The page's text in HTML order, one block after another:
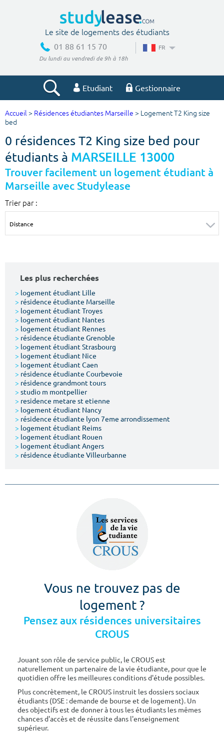
Le site de logements des étudiants
01 88 61 15 70
Du lundi au vendredi de 9h à 18h
FR
Etudiant Gestionnaire
Votre recherche
Ville, école
Budget min
€
Budget max
€
Surface min Surface max
Type de location
Votre date d'entrée
Chercher
Accueil > Résidences étudiantes Marseille > Logement T2 King size
bed
0 résidences T2 King size bed pour
étudiants à MARSEILLE 13000
Trouver facilement un logement étudiant à
Marseille avec Studylease
Trier par :
Les plus recherchées
> logement étudiant Lille
> résidence étudiante Marseille
> logement étudiant Troyes
> logement étudiant Nantes
> logement étudiant Rennes
> résidence étudiante Grenoble
> logement étudiant Strasbourg
> logement étudiant Nice
> logement étudiant Caen
> résidence étudiante Courbevoie
> résidence grandmont tours
> studio m montpellier
> residence metare st etienne
> logement étudiant Nancy
> résidence étudiante lyon 7eme arrondissement
> logement étudiant Reims
> logement étudiant Rouen
> logement étudiant Angers
> résidence étudiante Villeurbanne
Vous ne trouvez pas de
logement ?
Pensez aux résidences universitaires
CROUS
Jouant son rôle de service public, le CROUS est
naturellement un partenaire de la vie étudiante, pour que le
quotidien offre les meilleures conditions d'étude possibles.
Plus concrètement, le CROUS instruit les dossiers sociaux
étudiants (DSE : demande de bourse et de logement). Un
des objectifs est de donner à tous les étudiants les mêmes
chances d'accès et de réussite dans l'enseignement
supérieur.